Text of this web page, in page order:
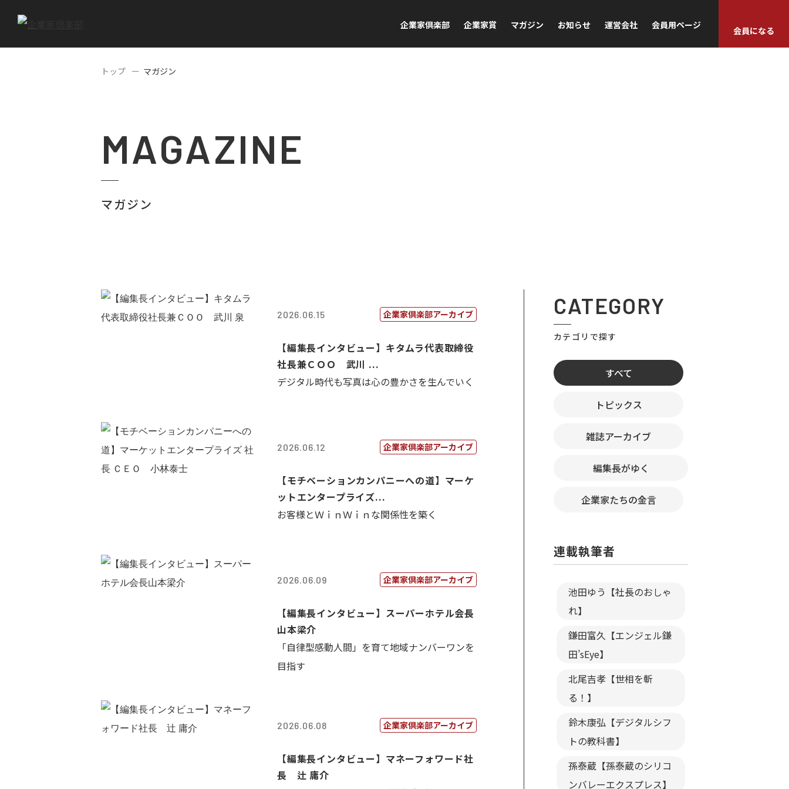
企業家倶楽部 企業家賞 マガジン お知らせ 運営会社 会員用ページ
会員になる
トップ マガジン
MAGAZINE
マガジン
2026.06.15 企業家倶楽部アーカイブ
【編集長インタビュー】キタムラ代表取締役
社長兼ＣＯＯ 武川 ...
デジタル時代も写真は心の豊かさを生んでいく
2026.06.12 企業家倶楽部アーカイブ
【モチベーションカンパニーへの道】マーケ
ットエンタープライズ...
お客様とＷｉｎＷｉｎな関係性を築く
2026.06.09 企業家倶楽部アーカイブ
【編集長インタビュー】スーパーホテル会長
山本梁介
「自律型感動人間」を育て地域ナンバーワンを
目指す
2026.06.08 企業家倶楽部アーカイブ
【編集長インタビュー】マネーフォワード社
長 辻 庸介
CATEGORY
カテゴリで探す
すべて
トピックス
雑誌アーカイブ
編集長がゆく
企業家たちの金言
連載執筆者
池田ゆう【社長のおしゃ
れ】
鎌田富久【エンジェル鎌
田’sEye】
北尾吉孝【世相を斬
る！】
鈴木康弘【デジタルシフ
トの教科書】
孫泰蔵【孫泰蔵のシリコ
ンバレーエクスプレス】